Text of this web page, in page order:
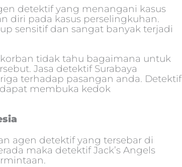
detektif yang menangani kasus
diri pada kasus perselingkuhan.
sensitif dan sangat banyak terjadi
tidak tahu bagaimana untuk
Jasa detektif Surabaya
terhadap pasangan anda. Detektif
membuka kedok
agen detektif yang tersebar di
maka detektif Jack’s Angels